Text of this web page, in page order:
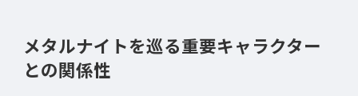
メタルナイトを巡る重要キャラクター
との関係性